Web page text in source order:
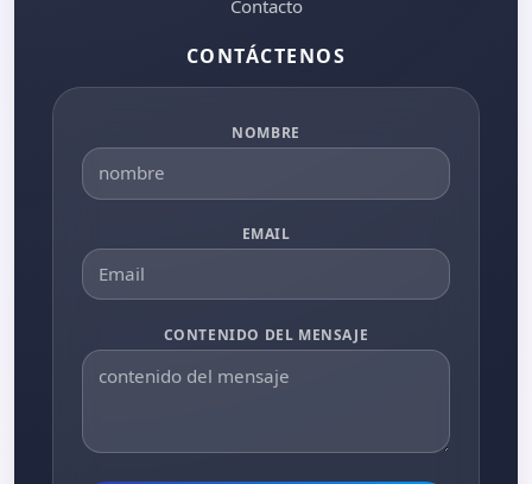
Contacto
CONTÁCTENOS
NOMBRE
EMAIL
CONTENIDO DEL MENSAJE